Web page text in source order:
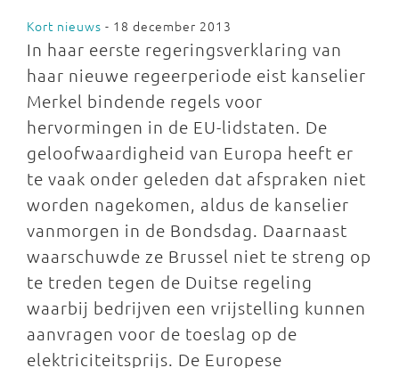
Kort nieuws - 18 december 2013
In haar eerste regeringsverklaring van
haar nieuwe regeerperiode eist kanselier
Merkel bindende regels voor
hervormingen in de EU-lidstaten. De
geloofwaardigheid van Europa heeft er
te vaak onder geleden dat afspraken niet
worden nagekomen, aldus de kanselier
vanmorgen in de Bondsdag. Daarnaast
waarschuwde ze Brussel niet te streng op
te treden tegen de Duitse regeling
waarbij bedrijven een vrijstelling kunnen
aanvragen voor de toeslag op de
elektriciteitsprijs. De Europese